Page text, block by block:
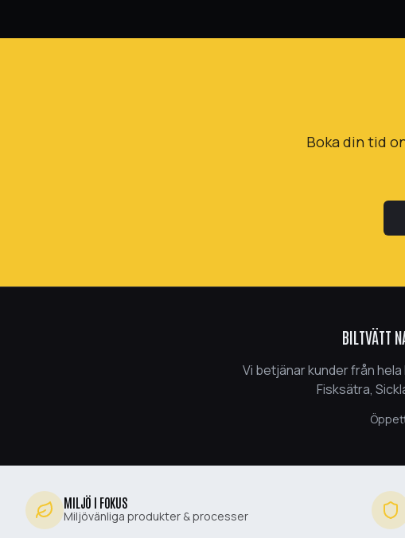
Boka din tid
BILTVÄTT
Vi betjänar kunder från hela
Fisksätra,
MILJÖ I FOKUS
Miljövänliga produkter & processer